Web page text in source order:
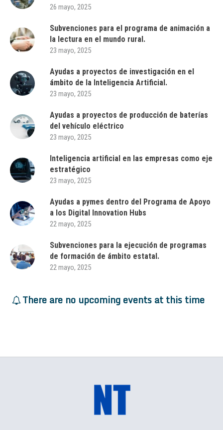
26 mayo, 2025
Subvenciones para el programa de animación a
la lectura en el mundo rural.
23 mayo, 2025
Ayudas a proyectos de investigación en el
ámbito de la Inteligencia Artificial.
23 mayo, 2025
Ayudas a proyectos de producción de baterías
del vehículo eléctrico
23 mayo, 2025
Inteligencia artificial en las empresas como eje
estratégico
23 mayo, 2025
Ayudas a pymes dentro del Programa de Apoyo
a los Digital Innovation Hubs
22 mayo, 2025
Subvenciones para la ejecución de programas
de formación de ámbito estatal.
22 mayo, 2025
There are no upcoming events at this time